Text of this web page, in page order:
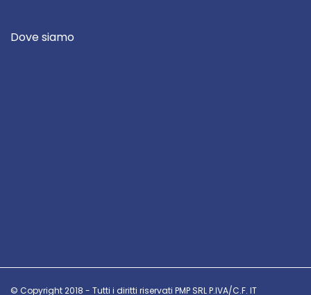
Dove siamo
© Copyright 2018 - Tutti i diritti riservati PMP SRL P.IVA/C.F. IT